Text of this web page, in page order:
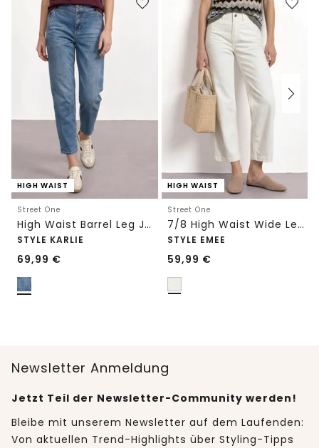
HIGH WAIST
Street One
High Waist Barrel Leg Jeans im Loose Fit
STYLE KARLIE
69,99 €
HIGH WAIST
Street One
7/8 High Waist Wide Leg Jeans im Loose Fit
STYLE EMEE
59,99 €
Newsletter Anmeldung
Jetzt Teil der Newsletter-Community werden!
Bleibe mit unserem Newsletter auf dem Laufenden:
Von aktuellen Trend-Highlights über Styling-Tipps